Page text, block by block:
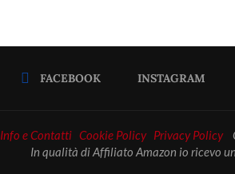
FACEBOOK INSTAGRAM
Info e Contatti Cookie Policy Privacy Policy
In qualità di Affiliato Amazon io ricevo